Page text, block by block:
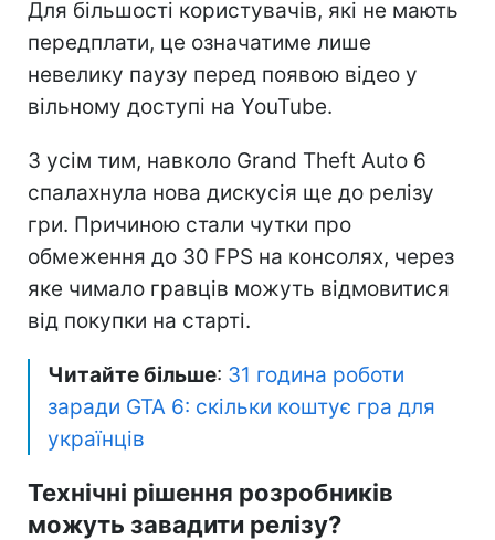
Для більшості користувачів, які не мають
передплати, це означатиме лише
невелику паузу перед появою відео у
вільному доступі на YouTube.
З усім тим, навколо Grand Theft Auto 6
спалахнула нова дискусія ще до релізу
гри. Причиною стали чутки про
обмеження до 30 FPS на консолях, через
яке чимало гравців можуть відмовитися
від покупки на старті.
Читайте більше: 31 година роботи
заради GTA 6: скільки коштує гра для
українців
Технічні рішення розробників
можуть завадити релізу?